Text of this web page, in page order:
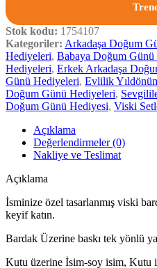
Stok kodu: 1754107
Kategoriler: Arkadaşa Doğum
Hediyeleri, Babaya Doğum
Hediyeleri, Erkek Arkadaşa
Günü Hediyeleri, Evlilik
Doğum Günü Hediyeleri,
Doğum Günü Hediyesi, Viski
Açıklama
Değerlendirmeler (0)
Nakliye ve Teslimat
Açıklama
İsminize özel tasarlanmış viski
keyif katın.
Bardak Üzerine baskı tek yönlü
Kutu üzerine İsim-soy isim, Kutu iç